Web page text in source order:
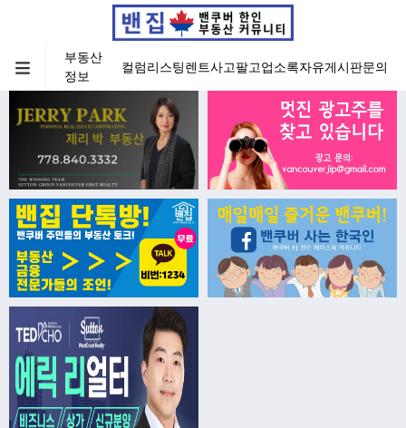
부동산
정보
컬럼리스팅렌트사고팔고업소록자유게시판문의